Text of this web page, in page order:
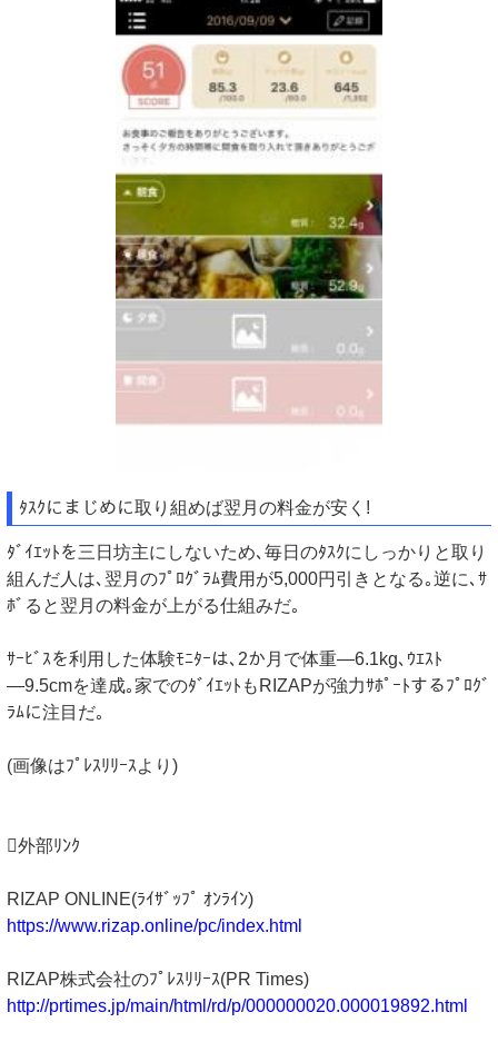
ﾀｽｸにまじめに取り組めば翌月の料金が安く!
ﾀﾞｲｴｯﾄを三日坊主にしないため､毎日のﾀｽｸにしっかりと取り
組んだ人は､翌月のﾌﾟﾛｸﾞﾗﾑ費用が5,000円引きとなる｡逆に､ｻ
ﾎﾞると翌月の料金が上がる仕組みだ｡
ｻｰﾋﾞｽを利用した体験ﾓﾆﾀｰは､2か月で体重―6.1kg､ｳｴｽﾄ
―9.5cmを達成｡家でのﾀﾞｲｴｯﾄもRIZAPが強力ｻﾎﾟｰﾄするﾌﾟﾛｸﾞ
ﾗﾑに注目だ｡
(画像はﾌﾟﾚｽﾘﾘｰｽより)
外部ﾘﾝｸ
RIZAP ONLINE(ﾗｲｻﾞｯﾌﾟ ｵﾝﾗｲﾝ)
https://www.rizap.online/pc/index.html
RIZAP株式会社のﾌﾟﾚｽﾘﾘｰｽ(PR Times)
http://prtimes.jp/main/html/rd/p/000000020.000019892.html